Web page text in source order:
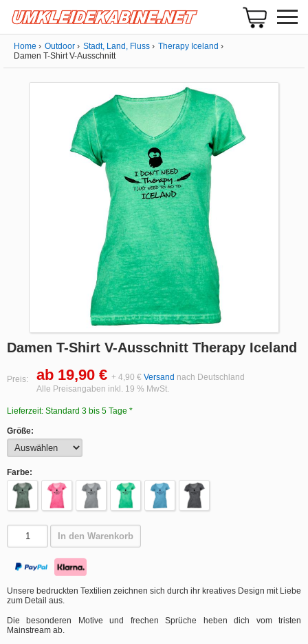
Home Outdoor Stadt, Land, Fluss
Therapy Iceland
Damen T-Shirt V-Ausschnitt
Damen T-Shirt V-Ausschnitt Therapy Iceland
Preis: ab 19,90 € + 4,90 € Versand nach Deutschland
Alle Preisangaben inkl. 19 % MwSt.
Lieferzeit: Standard 3 bis 5 Tage *
Größe:
Farbe:
In den Warenkorb
Unsere bedruckten Textilien zeichnen sich durch ihr kreatives Design mit Liebe
zum Detail aus.
Die besonderen Motive und frechen Sprüche heben dich vom tristen
Mainstream ab.